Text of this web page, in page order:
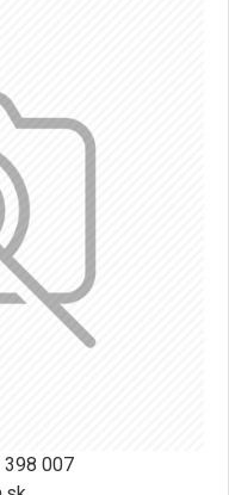
398 007